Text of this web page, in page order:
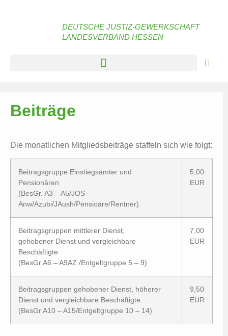
DEUTSCHE JUSTIZ-GEWERKSCHAFT
LANDESVERBAND HESSEN
Beiträge
Die monatlichen Mitgliedsbeiträge staffeln sich wie folgt:
Beitragsgruppe Einstiegsämter und
Pensionären
(BesGr. A3 – A5/JOS
Anw/Azubi/JAush/Pensioäre/Rentner)
5,00
EUR
Beitragsgruppen mittlerer Dienst,
gehobener Dienst und vergleichbare
Beschäftigte
(BesGr A6 – A9AZ /Entgeltgruppe 5 – 9)
7,00
EUR
Beitragsgruppen gehobener Dienst, höherer
Dienst und vergleichbare Beschäftigte
(BesGr A10 – A15/Entgeltgruppe 10 – 14)
9,50
EUR